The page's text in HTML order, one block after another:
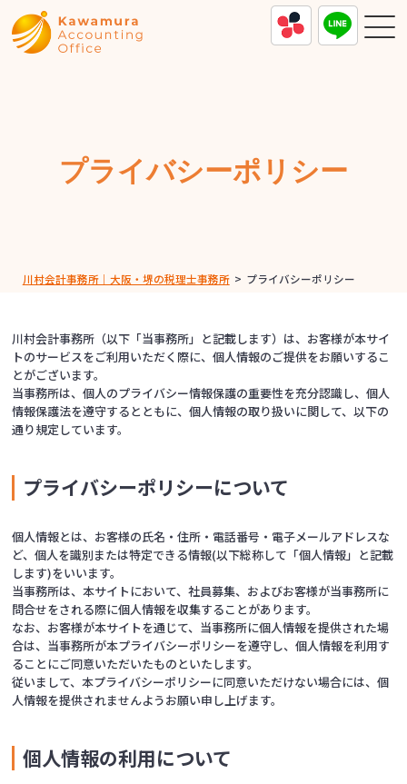
プライバシーポリシー
川村会計事務所｜大阪・堺の税理士事務所 > プライバシーポリシー
川村会計事務所（以下「当事務所」と記載します）は、お客様が本サイ
トのサービスをご利用いただく際に、個人情報のご提供をお願いするこ
とがございます。
当事務所は、個人のプライバシー情報保護の重要性を充分認識し、個人
情報保護法を遵守するとともに、個人情報の取り扱いに関して、以下の
通り規定しています。
プライバシーポリシーについて
個人情報とは、お客様の氏名・住所・電話番号・電子メールアドレスな
ど、個人を識別または特定できる情報(以下総称して「個人情報」と記載
します)をいいます。
当事務所は、本サイトにおいて、社員募集、およびお客様が当事務所に
問合せをされる際に個人情報を収集することがあります。
なお、お客様が本サイトを通じて、当事務所に個人情報を提供された場
合は、当事務所が本プライバシーポリシーを遵守し、個人情報を利用す
ることにご同意いただいたものといたします。
従いまして、本プライバシーポリシーに同意いただけない場合には、個
人情報を提供されませんようお願い申し上げます。
個人情報の利用について